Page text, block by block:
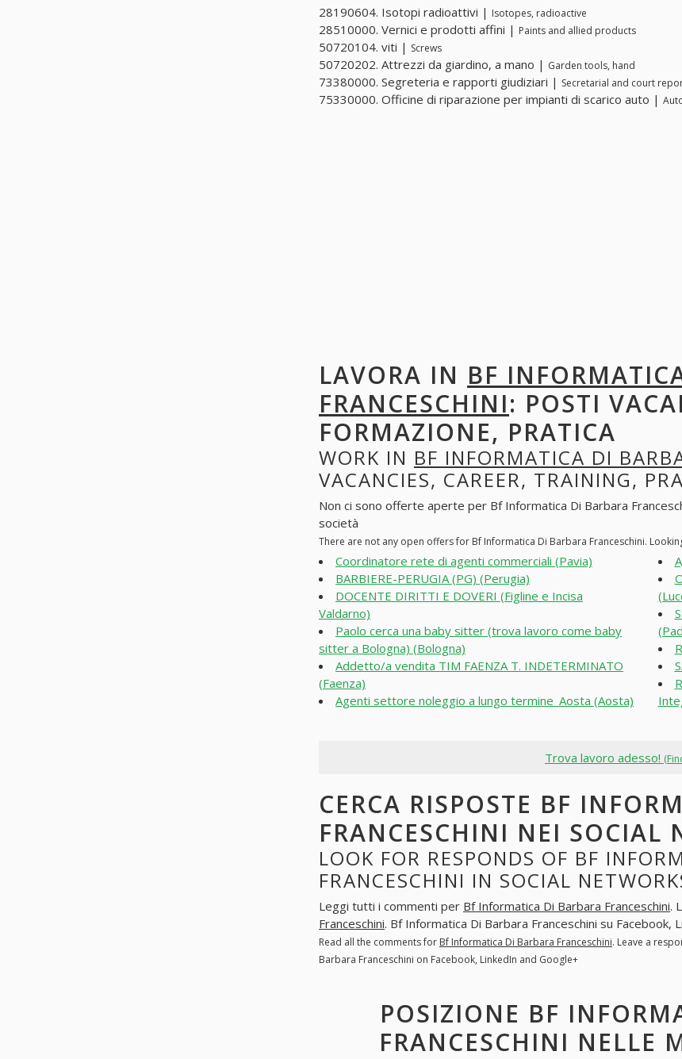
28190604. Isotopi radioattivi | Isotopes, radioactive
28510000. Vernici e prodotti affini | Paints and allied products
50720104. viti | Screws
50720202. Attrezzi da giardino, a mano | Garden tools, hand
73380000. Segreteria e rapporti giudiziari | Secretarial and court
75330000. Officine di riparazione per impianti di scarico auto |
LAVORA IN BF
FRANCESCHINI: POSTI
FORMAZIONE, PRATICA
WORK IN BF INFORMATICA DI
VACANCIES, CAREER, TRAINING,
Non ci sono offerte aperte per Bf Informatica Di Barbara
società
There are not any open offers for Bf Informatica Di Barbara Franceschini.
Coordinatore rete di agenti commerciali (Pavia)
BARBIERE-PERUGIA (PG) (Perugia)
DOCENTE DIRITTI E DOVERI (Figline e Incisa
Valdarno)
Paolo cerca una baby sitter (trova lavoro come baby
sitter a Bologna) (Bologna)
Addetto/a vendita TIM FAENZA T. INDETERMINATO
(Faenza)
Agenti settore noleggio a lungo termine_Aosta (Aosta)
Trova lavoro adesso!
CERCA RISPOSTE BF
FRANCESCHINI NEI SOCIAL
LOOK FOR RESPONDS OF BF
FRANCESCHINI IN SOCIAL
Leggi tutti i commenti per Bf Informatica Di Barbara Franceschini.
Franceschini. Bf Informatica Di Barbara Franceschini su Facebook,
Read all the comments for Bf Informatica Di Barbara Franceschini. Leave a
Barbara Franceschini on Facebook, LinkedIn and Google+
POSIZIONE BF
FRANCESCHINI NELLE